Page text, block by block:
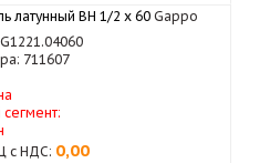
латунный ВН 1/2 х 60Gappo
711607
с НДС: 0,00